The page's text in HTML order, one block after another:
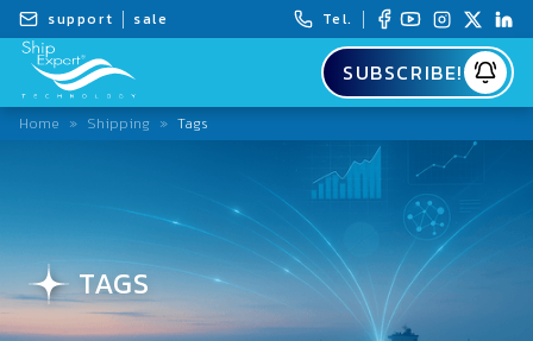
support sale Tel.
SUBSCRIBE!
Home » Shipping » Tags
TAGS